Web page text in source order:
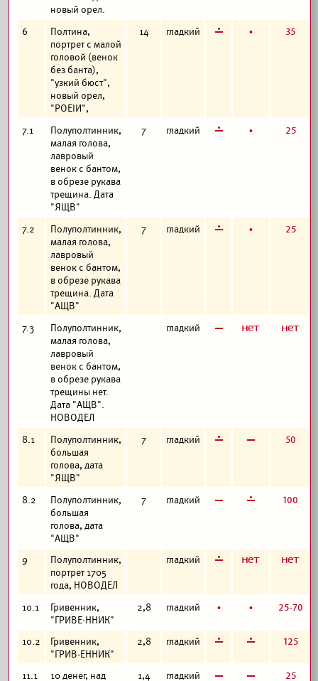
новый орел.
6
Полтина,
портрет с малой
головой (венок
без банта),
"узкий бюст",
новый орел,
"РОЕIИ",
14 гладкий г б 35
7.1
Полуполтинник,
малая голова,
лавровый
венок с бантом,
в обрезе рукава
трещина. Дата
"ЯЩВ"
7 гладкий г б 25
7.2
Полуполтинник,
малая голова,
лавровый
венок с бантом,
в обрезе рукава
трещина. Дата
"АЩВ"
7 гладкий г б 25
7.3
Полуполтинник,
малая голова,
лавровый
венок с бантом,
в обрезе рукава
трещины нет.
Дата "АЩВ".
НОВОДЕЛ
гладкий в а а
8.1
Полуполтинник,
большая
голова, дата
"ЯЩВ"
7 гладкий г в 50
8.2
Полуполтинник,
большая
голова, дата
"АЩВ"
7 гладкий в г 100
9
Полуполтинник,
портрет 1705
года, НОВОДЕЛ
гладкий г а а
10.1
Гривенник,
"ГРИВЕ-ННИК"
2,8 гладкий б б 25-70
10.2
Гривенник,
"ГРИВ-ЕННИК"
2,8 гладкий г г 125
11.1
10 денег, над
1,4 гладкий в в 25